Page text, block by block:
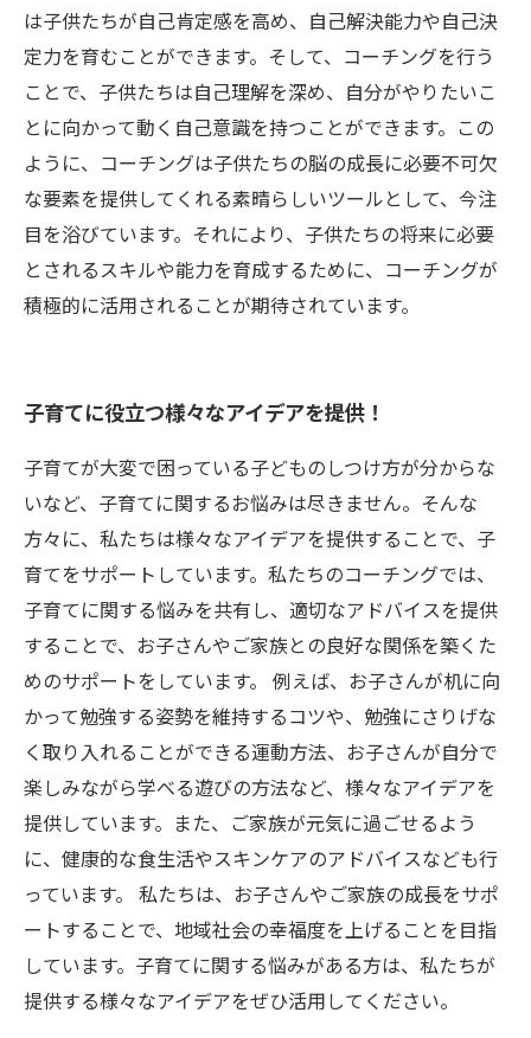
は子供たちが自己肯定感を高め、自己解決能力や自己決
定力を育むことができます。そして、コーチングを行う
ことで、子供たちは自己理解を深め、自分がやりたいこ
とに向かって動く自己意識を持つことができます。この
ように、コーチングは子供たちの脳の成長に必要不可欠
な要素を提供してくれる素晴らしいツールとして、今注
目を浴びています。それにより、子供たちの将来に必要
とされるスキルや能力を育成するために、コーチングが
積極的に活用されることが期待されています。
子育てに役立つ様々なアイデアを提供！
子育てが大変で困っている子どものしつけ方が分からな
いなど、子育てに関するお悩みは尽きません。そんな
方々に、私たちは様々なアイデアを提供することで、子
育てをサポートしています。私たちのコーチングでは、
子育てに関する悩みを共有し、適切なアドバイスを提供
することで、お子さんやご家族との良好な関係を築くた
めのサポートをしています。 例えば、お子さんが机に向
かって勉強する姿勢を維持するコツや、勉強にさりげな
く取り入れることができる運動方法、お子さんが自分で
楽しみながら学べる遊びの方法など、様々なアイデアを
提供しています。また、ご家族が元気に過ごせるよう
に、健康的な食生活やスキンケアのアドバイスなども行
っています。 私たちは、お子さんやご家族の成長をサポ
ートすることで、地域社会の幸福度を上げることを目指
しています。子育てに関する悩みがある方は、私たちが
提供する様々なアイデアをぜひ活用してください。